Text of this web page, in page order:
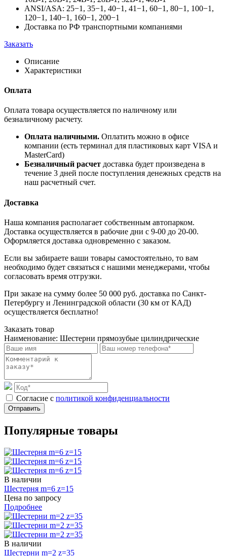
ANSI/ASA: 25−1, 35−1, 40−1, 41−1, 60−1, 80−1, 100−1,
120−1, 140−1, 160−1, 200−1
Доставка по РФ транспортными компаниями
Заказать
Описание
Характеристики
Оплата
Оплата товара осуществляется по наличному или
безналичному расчету.
Оплата наличными. Оплатить можно в офисе
компании (есть терминал для пластиковых карт VISA и
MasterCard)
Безналичный расчет доставка будет произведена в
течение 3 дней после поступления денежных средств на
наш расчетный счет.
Доставка
Наша компания располагает собственным автопарком.
Доставка осуществляется в рабочие дни с 9-00 до 20-00.
Оформляется доставка одновременно с заказом.
Если вы забираете ваши товары самостоятельно, то вам
необходимо будет связаться с нашими менеджерами, чтобы
согласовать время отгрузки.
При заказе на сумму более 50 000 руб. доставка по Санкт-
Петербургу и Ленинградской области (30 км от КАД)
осуществляется бесплатно!
Заказать товар
Наименование: Шестерни прямозубые цилиндрические
Cогласие с политикой конфиденциальности
Отправить
Популярные товары
В наличии
Шестерня m=6 z=15
Цена по запросу
Подробнее
В наличии
Шестерни m=2 z=35